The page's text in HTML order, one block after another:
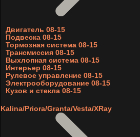
Двигатель 08-15
Подвеска 08-15
Тормозная система 08-15
Трансмиссия 08-15
Выхлопная система 08-15
Интерьер 08-15
Рулевое управление 08-15
Электрооборудование 08-15
Кузов и стекла 08-15
Kalina/Priora/Granta/Vesta/XRay